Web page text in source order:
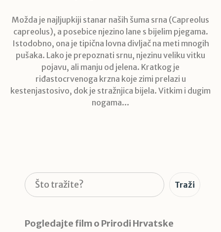
Možda je najljupkiji stanar naših šuma srna (Capreolus
capreolus), a posebice njezino lane s bijelim pjegama.
Istodobno, ona je tipična lovna divljač na meti mnogih
pušaka. Lako je prepoznati srnu, njezinu veliku vitku
pojavu, ali manju od jelena. Kratkog je
riđastocrvenoga krzna koje zimi prelazi u
kestenjastosivo, dok je stražnjica bijela. Vitkim i dugim
nogama...
Pretraga Traži
Pogledajte film o Prirodi Hrvatske